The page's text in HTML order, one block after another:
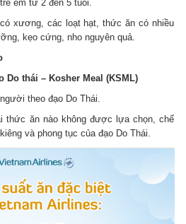
em từ 2 đến 5 tuổi.
xương, các loạt hạt, thức ăn có nhiều
kẹo cứng, nho nguyên quả.
thái – Kosher Meal (KSML)
người theo đạo Do Thái.
thức ăn nào không được lựa chọn, chế
và phong tục của đạo Do Thái.